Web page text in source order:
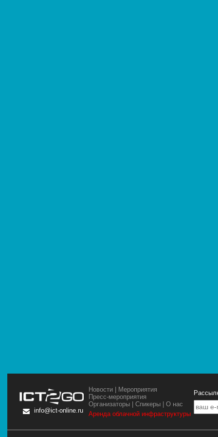
info@ict-online.ru
Новости | Мероприятия
Пресс-мероприятия
Организаторы |Спикеры |О нас
Аренда облачной инфраструктуры